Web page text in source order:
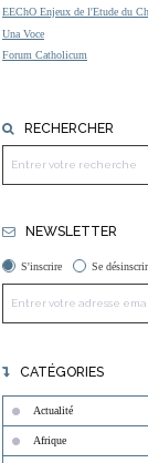
EEChO Enjeux de l'Etude du
Una Voce
Forum Catholicum
RECHERCHER
NEWSLETTER
S'inscrire Se
CATÉGORIES
Actualité
Afrique